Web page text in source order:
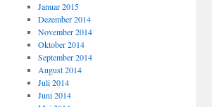
Januar 2015
Dezember 2014
November 2014
Oktober 2014
September 2014
August 2014
Juli 2014
Juni 2014